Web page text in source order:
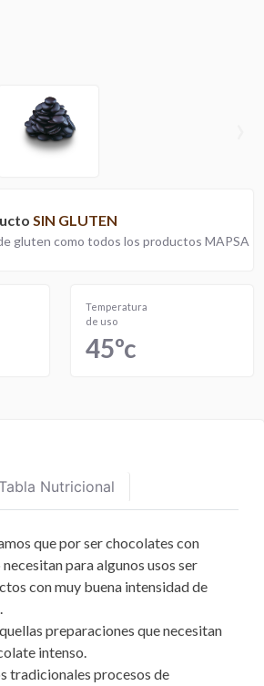
SIN GLUTEN
gluten como todos los productos MAPSA
Temperatura
de uso
45ºc
Nutricional
que por ser chocolates con
para algunos usos ser
con muy buena intensidad de
preparaciones que necesitan
intenso.
tradicionales procesos de